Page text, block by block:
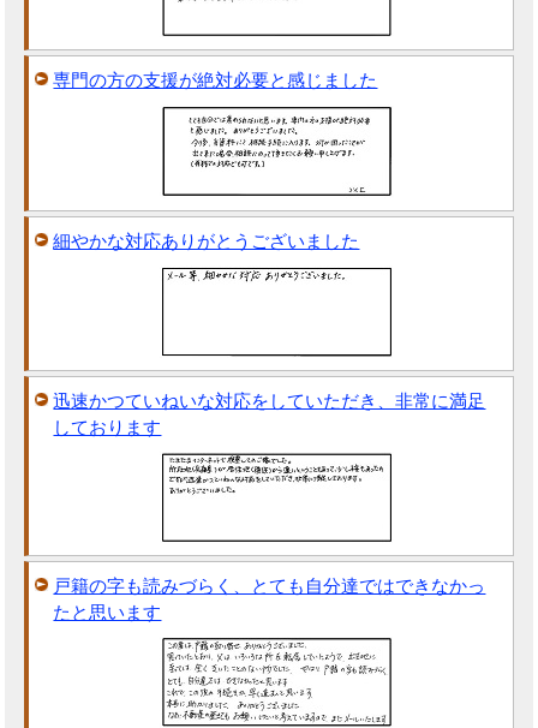
専門の方の支援が絶対必要と感じました
細やかな対応ありがとうございました
迅速かつていねいな対応をしていただき、非常に満足
しております
戸籍の字も読みづらく、とても自分達ではできなかっ
たと思います